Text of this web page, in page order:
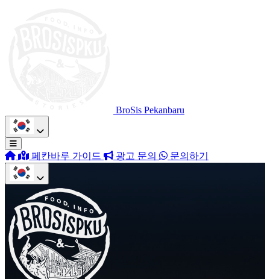
BroSis Pekanbaru
페칸바루 가이드 광고 문의 문의하기